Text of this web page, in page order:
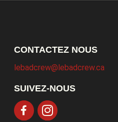
CONTACTEZ NOUS
lebadcrew@lebadcrew.ca
SUIVEZ-NOUS